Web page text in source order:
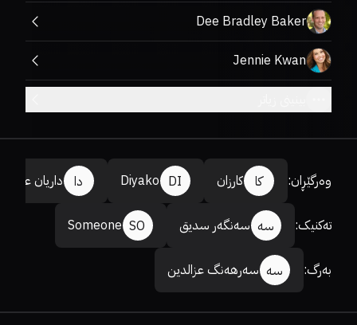
Dee Bradley Baker
Jennie Kwan
وەرگێڕان: کا کارزان DI
Diyako دا داریان عومەر
تەکنیک: سە سەنگەر سدیق SO
Someone
بەرگ: سە سەرهەنگ عزالدین